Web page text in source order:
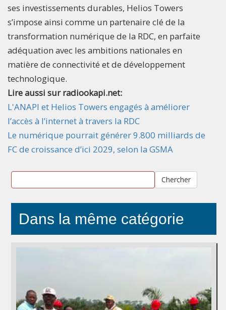
ses investissements durables, Helios Towers
s’impose ainsi comme un partenaire clé de la
transformation numérique de la RDC, en parfaite
adéquation avec les ambitions nationales en
matière de connectivité et de développement
technologique.
Lire aussi sur radiookapi.net:
L'ANAPI et Helios Towers engagés à améliorer
l’accès à l’internet à travers la RDC
Le numérique pourrait générer 9.800 milliards de
FC de croissance d’ici 2029, selon la GSMA
Chercher
Dans la même catégorie